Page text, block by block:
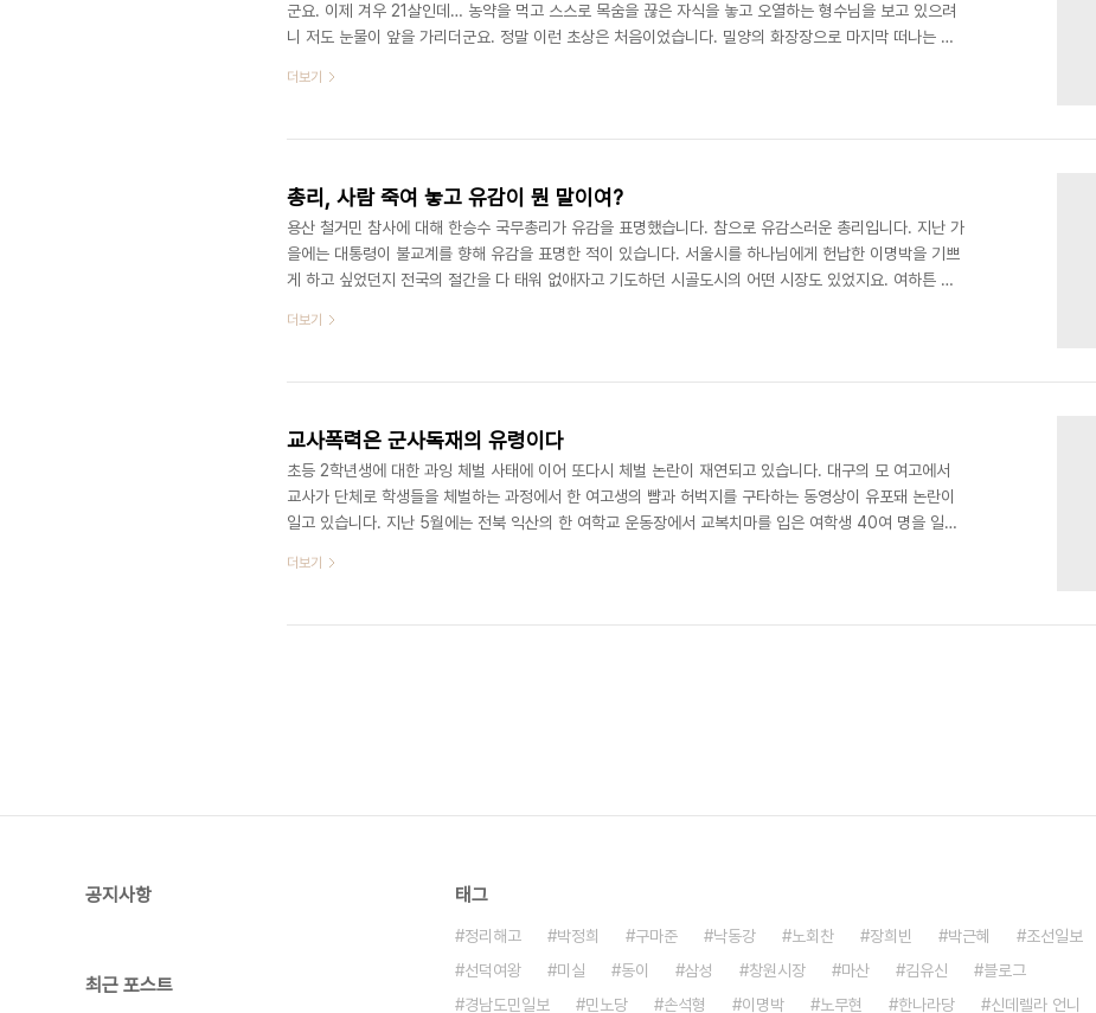
군요. 이제 겨우 21살인데… 농약을 먹고 스스로 목숨을 끊은 자식을 놓고 오열하는 형수님을 보고 있으려
니 저도 눈물이 앞을 가리더군요. 정말 이런 초상은 처음이었습니다. 밀양의 화장장으로 마지막 떠나는 모
지 않아 그 상처가 채 가라앉기도 전에 이번엔 장자연 리스트가 세상을 떠들썩하게 했지요. 조선일보의 방
요. 그래서 조선일보가 민주당의 이종걸 의원을 검찰에 고발했다지요? 그런데 저는 왜 아직도 그 방..
더보기
총리, 사람 죽여 놓고 유감이 뭔 말이여?
용산 철거민 참사에 대해 한승수 국무총리가 유감을 표명했습니다. 참으로 유감스러운 총리입니다. 지난 가
을에는 대통령이 불교계를 향해 유감을 표명한 적이 있습니다. 서울시를 하나님에게 헌납한 이명박을 기쁘
게 하고 싶었던지 전국의 절간을 다 태워 없애자고 기도하던 시골도시의 어떤 시장도 있었지요. 여하튼 결
니다. “무엇 때문에 사태를 모면하고자 자기도 무슨 뜻인지 잘 알지도 못하는 ‘유감’이란 말들을 저렇게 함
에 대해 사전에 나오는 용례를 찾아 제 블로그에 소개한 적이 있습니다. 그때 소개했던 유감(遺憾..
더보기
교사폭력은 군사독재의 유령이다
초등 2학년생에 대한 과잉 체벌 사태에 이어 또다시 체벌 논란이 재연되고 있습니다. 대구의 모 여고에서
교사가 단체로 학생들을 체벌하는 과정에서 한 여고생의 뺨과 허벅지를 구타하는 동영상이 유포돼 논란이
일고 있습니다. 지난 5월에는 전북 익산의 한 여학교 운동장에서 교복치마를 입은 여학생 40여 명을 일렬
끊이지 않았습니다. 영화 『말죽거리잔혹사』에서 야구배트로 학생들을 구타하는 장면은 실제 우리네 모습이
는 잔혹한 추억”이란 제목으로 포스팅을 한 바가 있습니다. 이 이야기는 「말죽거리 잔혹사」란 영..
더보기
공지사항
최근 포스트
태그
정리해고 박정희 구마준 낙동강 노회찬 장희빈 박근혜
조선일보
선덕여왕
미실 동이 삼성 창원시장 마산 김유신
블로그
경남도민일보
민노당 손석형 이명박 노무현 한나라당 신데렐라 언니